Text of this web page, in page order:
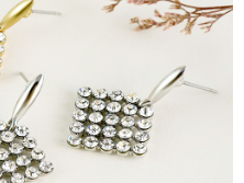
訊註冊。若發現惡意使用之情形，
之使用額度並採取法律行動。
查看運費